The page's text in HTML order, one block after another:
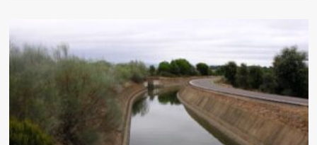
anuncia
la
retirada
General
Piscícola
que